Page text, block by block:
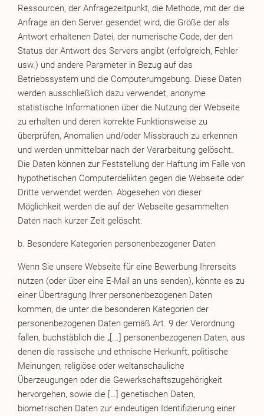
Ressourcen, der Anfragezeitpunkt, die Methode, mit der die
Anfrage an den Server gesendet wird, die Größe der als
Antwort erhaltenen Datei, der numerische Code, der den
Status der Antwort des Servers angibt (erfolgreich, Fehler
usw.) und andere Parameter in Bezug auf das
Betriebssystem und die Computerumgebung. Diese Daten
werden ausschließlich dazu verwendet, anonyme
statistische Informationen über die Nutzung der Webseite
zu erhalten und deren korrekte Funktionsweise zu
überprüfen, Anomalien und/oder Missbrauch zu erkennen
und werden unmittelbar nach der Verarbeitung gelöscht.
Die Daten können zur Feststellung der Haftung im Falle von
hypothetischen Computerdelikten gegen die Webseite oder
Dritte verwendet werden. Abgesehen von dieser
Möglichkeit werden die auf der Webseite gesammelten
Daten nach kurzer Zeit gelöscht.
b. Besondere Kategorien personenbezogener Daten
Wenn Sie unsere Webseite für eine Bewerbung Ihrerseits
nutzen (oder über eine E-Mail an uns senden), könnte es zu
einer Übertragung Ihrer personenbezogenen Daten
kommen, die unter die besonderen Kategorien der
personenbezogenen Daten gemäß Art. 9 der Verordnung
fallen, buchstäblich die „[...] personenbezogenen Daten, aus
denen die rassische und ethnische Herkunft, politische
Meinungen, religiöse oder weltanschauliche
Überzeugungen oder die Gewerkschaftszugehörigkeit
hervorgehen, sowie die […] genetischen Daten,
biometrischen Daten zur eindeutigen Identifizierung einer